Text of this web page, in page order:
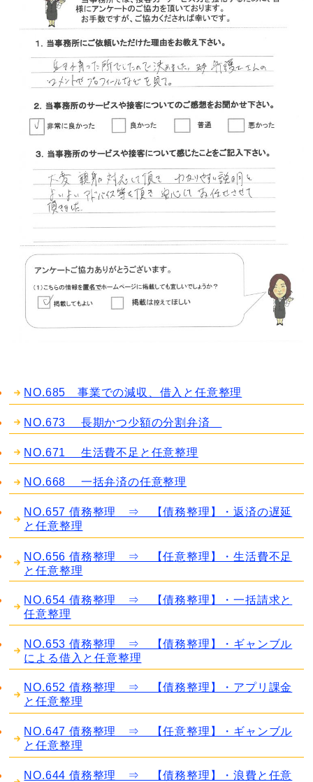
NO.685 事業での減収、借入と任意整理
NO.673 長期かつ少額の分割弁済
NO.671 生活費不足と任意整理
NO.668 一括弁済の任意整理
NO.657 債務整理 ⇒ 【債務整理】・返済の遅延
と任意整理
NO.656 債務整理 ⇒ 【任意整理】・生活費不足
と任意整理
NO.654 債務整理 ⇒ 【債務整理】・一括請求と
任意整理
NO.653 債務整理 ⇒ 【債務整理】・ギャンブル
による借入と任意整理
NO.652 債務整理 ⇒ 【債務整理】・アプリ課金
と任意整理
NO.647 債務整理 ⇒ 【任意整理】・ギャンブル
と任意整理
NO.644 債務整理 ⇒ 【債務整理】・浪費と任意